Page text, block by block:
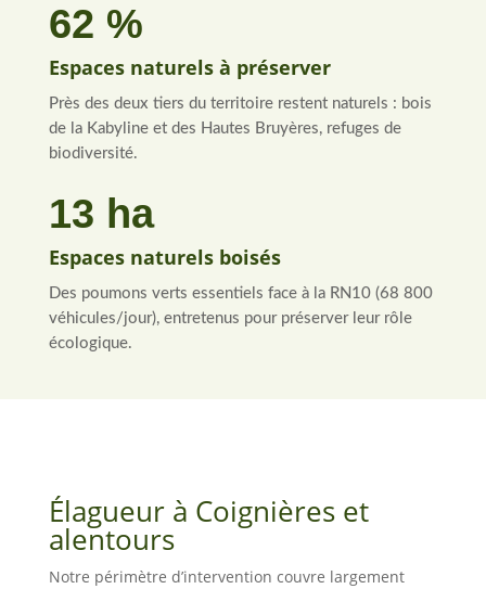
62 %
Espaces naturels à préserver
Près des deux tiers du territoire restent naturels : bois
de la Kabyline et des Hautes Bruyères, refuges de
biodiversité.
13 ha
Espaces naturels boisés
Des poumons verts essentiels face à la RN10 (68 800
véhicules/jour), entretenus pour préserver leur rôle
écologique.
Élagueur à Coignières et
alentours
Notre périmètre d’intervention couvre largement